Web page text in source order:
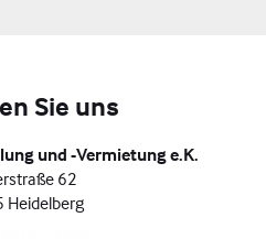
Sie uns
und -Vermietung e.K.
62
Heidelberg